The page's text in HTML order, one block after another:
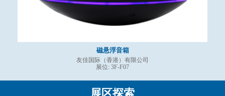
磁悬浮音箱
友佳国际（香港）有限公司
展位: 3F-F07
展区探索